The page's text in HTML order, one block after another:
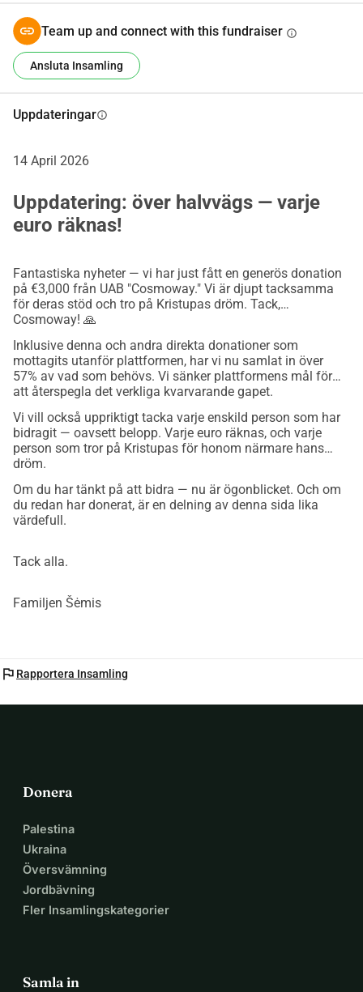
Vi kommer att lägga upp regelbundna uppdateringar om
hans framsteg här.
Tack för att du tror på Kristupas dröm.
Team up and connect with this fundraiser info
Ansluta Insamling
Uppdateringarinfo
14 April 2026
Uppdatering: över halvvägs — varje
euro räknas!
Fantastiska nyheter — vi har just fått en generös donation
på €3,000 från UAB "Cosmoway." Vi är djupt tacksamma
för deras stöd och tro på Kristupas dröm. Tack,
Cosmoway! 🙏
Inklusive denna och andra direkta donationer som
mottagits utanför plattformen, har vi nu samlat in över
57% av vad som behövs. Vi sänker plattformens mål för
att återspegla det verkliga kvarvarande gapet.
Vi vill också uppriktigt tacka varje enskild person som har
bidragit — oavsett belopp. Varje euro räknas, och varje
person som tror på Kristupas för honom närmare hans
dröm.
Om du har tänkt på att bidra — nu är ögonblicket. Och om
du redan har donerat, är en delning av denna sida lika
värdefull.
Tack alla.
Familjen Šėmis
flag Rapportera Insamling
Donera
Palestina
Ukraina
Översvämning
Jordbävning
Fler Insamlingskategorier
Samla in